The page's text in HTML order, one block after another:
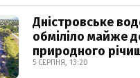
Дністровське
обміліло майже
природного
5 СЕРПНЯ, 13:20